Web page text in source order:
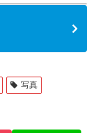
写真